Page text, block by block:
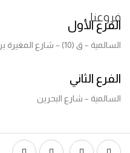
فروعنا
الفرع الأول
السالمية – ق (10) – شارع المغيرة بن شعبة
الفرع الثاني
السالمية – شارع البحرين